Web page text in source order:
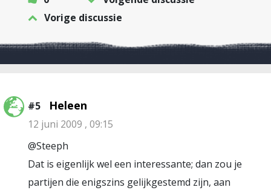
Vorige discussie
#5 Heleen
12 juni 2009 , 09:15
@Steeph
Dat is eigenlijk wel een interessante; dan zou je
partijen die enigszins gelijkgestemd zijn, aan